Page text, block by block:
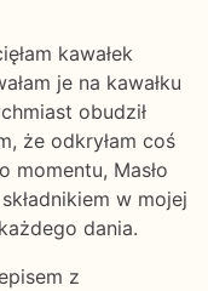
kawałek
je na kawałku
obudził
że odkryłam coś
momentu, Masło
w mojej
dania.
z